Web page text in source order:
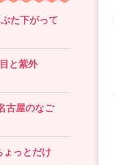
下がって
と紫外
屋のなご
ょっとだけ